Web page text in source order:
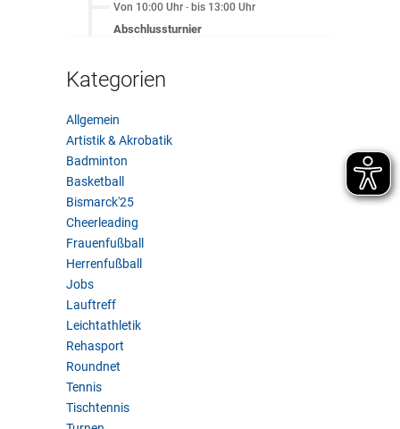
Von 10:00 Uhr - bis 13:00 Uhr
Abschlussturnier
Kategorien
Allgemein
Artistik & Akrobatik
Badminton
Basketball
Bismarck'25
Cheerleading
Frauenfußball
Herrenfußball
Jobs
Lauftreff
Leichtathletik
Rehasport
Roundnet
Tennis
Tischtennis